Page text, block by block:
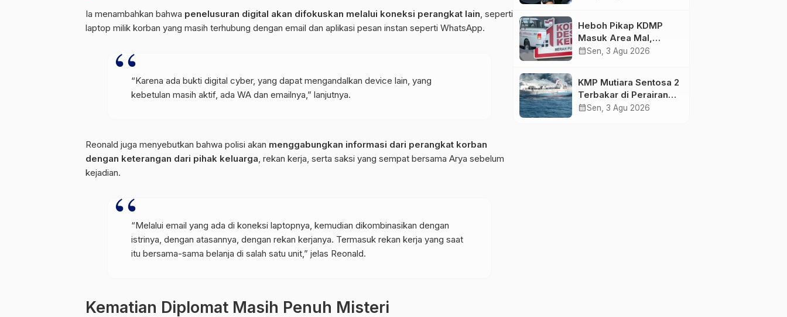
Ia menambahkan bahwa penelusuran digital akan difokuskan melalui koneksi perangkat lain , seperti
laptop milik korban yang masih terhubung dengan email dan aplikasi pesan instan seperti WhatsApp.
“Karena ada bukti digital cyber, yang dapat mengandalkan device lain, yang
kebetulan masih aktif, ada WA dan emailnya,” lanjutnya.
Reonald juga menyebutkan bahwa polisi akan menggabungkan informasi dari perangkat korban
dengan keterangan dari pihak keluarga , rekan kerja, serta saksi yang sempat bersama Arya sebelum
kejadian.
“Melalui email yang ada di koneksi laptopnya, kemudian dikombinasikan dengan
istrinya, dengan atasannya, dengan rekan kerjanya. Termasuk rekan kerja yang saat
itu bersama-sama belanja di salah satu unit,” jelas Reonald.
Kematian Diplomat Masih Penuh Misteri
Heboh Pikap KDMP
Masuk Area Mal,
Pemkot Solo Bantah
calendar_monthSen, 3 Agu 2026
KMP Mutiara Sentosa 2
Terbakar di Perairan
Sumenep: Penumpang
calendar_monthSen, 3 Agu 2026